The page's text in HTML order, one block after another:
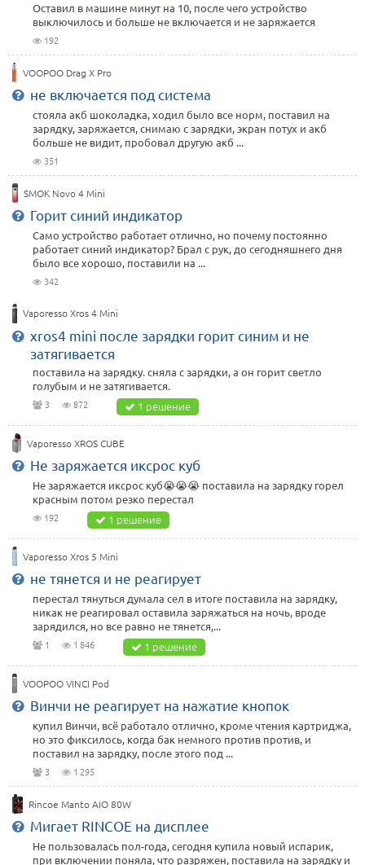
Оставил в машине минут на 10, после чего устройство
выключилось и больше не включается и не заряжается
192
VOOPOO Drag X Pro
не включается под система
стояла акб шоколадка, ходил было все норм, поставил на
зарядку, заряжается, снимаю с зарядки, экран потух и акб
больше не видит, пробовал другую акб ...
351
SMOK Novo 4 Mini
Горит синий индикатор
Само устройство работает отлично, но почему постоянно
работает синий индикатор? Брал с рук, до сегодняшнего дня
было все хорошо, поставили на ...
342
Vaporesso Xros 4 Mini
xros4 mini после зарядки горит синим и не
затягивается
поставила на зарядку. сняла с зарядки, а он горит светло
голубым и не затягивается.
3 872 1 решение
Vaporesso XROS CUBE
Не заряжается иксрос куб
Не заряжается иксрос куб😭😭😭 поставила на зарядку горел
красным потом резко перестал
192 1 решение
Vaporesso Xros 5 Mini
не тянется и не реагирует
перестал тянуться думала сел в итоге поставила на зарядку,
никак не реагировал оставила заряжаться на ночь, вроде
зарядился, но все равно не тянется,...
1 1 846 1 решение
VOOPOO VINCI Pod
Винчи не реагирует на нажатие кнопок
купил Винчи, всё работало отлично, кроме чтения картриджа,
но это фиксилось, когда бак немного против против, и
поставил на зарядку, после этого под ...
3 1 295
Rincoe Manto AIO 80W
Мигает RINCOE на дисплее
Не пользовалась пол-года, сегодня купила новый испарик,
при включении поняла, что разряжен, поставила на зарядку и